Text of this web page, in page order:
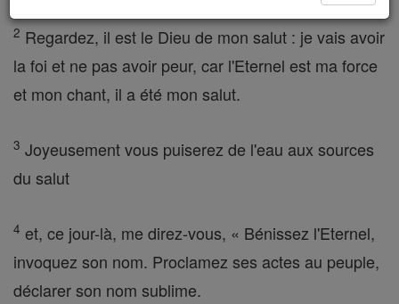
2 Regardez, il est le Dieu de mon salut : je vais avoir
la foi et ne pas avoir peur, car l'Eternel est ma force
et mon chant, il a été mon salut.
3 Joyeusement vous puiserez de l'eau aux sources
du salut
4 et, ce jour-là, me direz-vous, « Bénissez l'Eternel,
invoquez son nom. Proclamez ses actes au peuple,
déclarer son nom sublime.